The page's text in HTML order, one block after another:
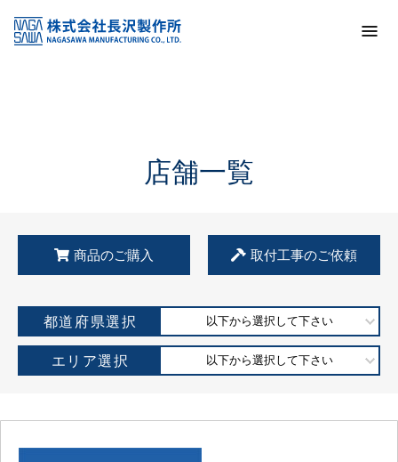
KSS加盟店・取扱店情報
店舗一覧
店舗一覧
商品のご購入 取付工事のご依頼
都道府県選択 以下から選択して下さい
エリア選択 以下から選択して下さい